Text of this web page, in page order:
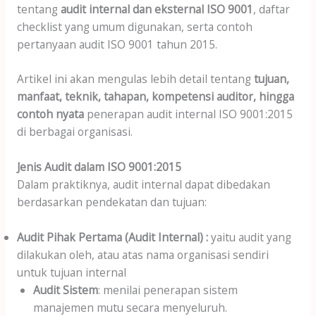
tentang audit internal dan eksternal ISO 9001, daftar
checklist yang umum digunakan, serta contoh
pertanyaan audit ISO 9001 tahun 2015.
Artikel ini akan mengulas lebih detail tentang tujuan,
manfaat, teknik, tahapan, kompetensi auditor, hingga
contoh nyatapenerapan audit internal ISO 9001:2015
di berbagai organisasi.
Jenis Audit dalam ISO 9001:2015
Dalam praktiknya, audit internal dapat dibedakan
berdasarkan pendekatan dan tujuan:
Audit Pihak Pertama (Audit Internal) :yaitu audit yang
dilakukan oleh, atau atas nama organisasi sendiri
untuk tujuan internal
Audit Sistem: menilai penerapan sistem
manajemen mutu secara menyeluruh.